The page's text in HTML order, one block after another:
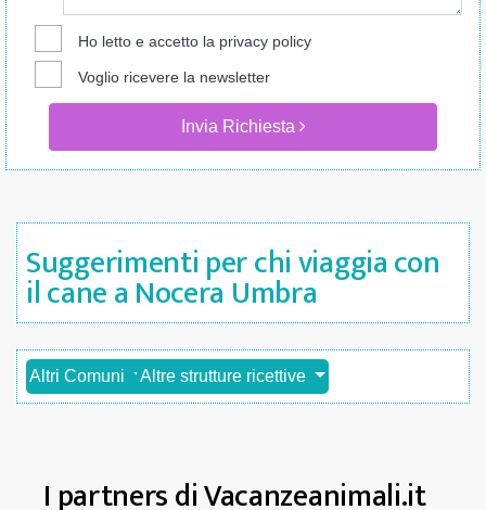
Ho letto e accetto la privacy policy
Voglio ricevere la newsletter
Invia Richiesta
Suggerimenti per chi viaggia con
il cane a Nocera Umbra
Altri Comuni Altre strutture ricettive
I partners di Vacanzeanimali.it